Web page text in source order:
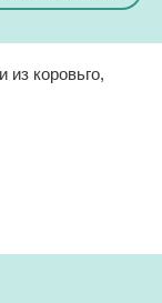
коровьго,